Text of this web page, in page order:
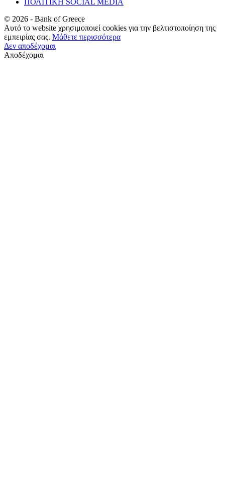
© 2026 - Bank of Greece
Αυτό το website χρησιμοποιεί cookies για την βελτιστοποίηση της
εμπειρίας σας. Μάθετε περισσότερα
Δεν αποδέχομαι
Αποδέχομαι